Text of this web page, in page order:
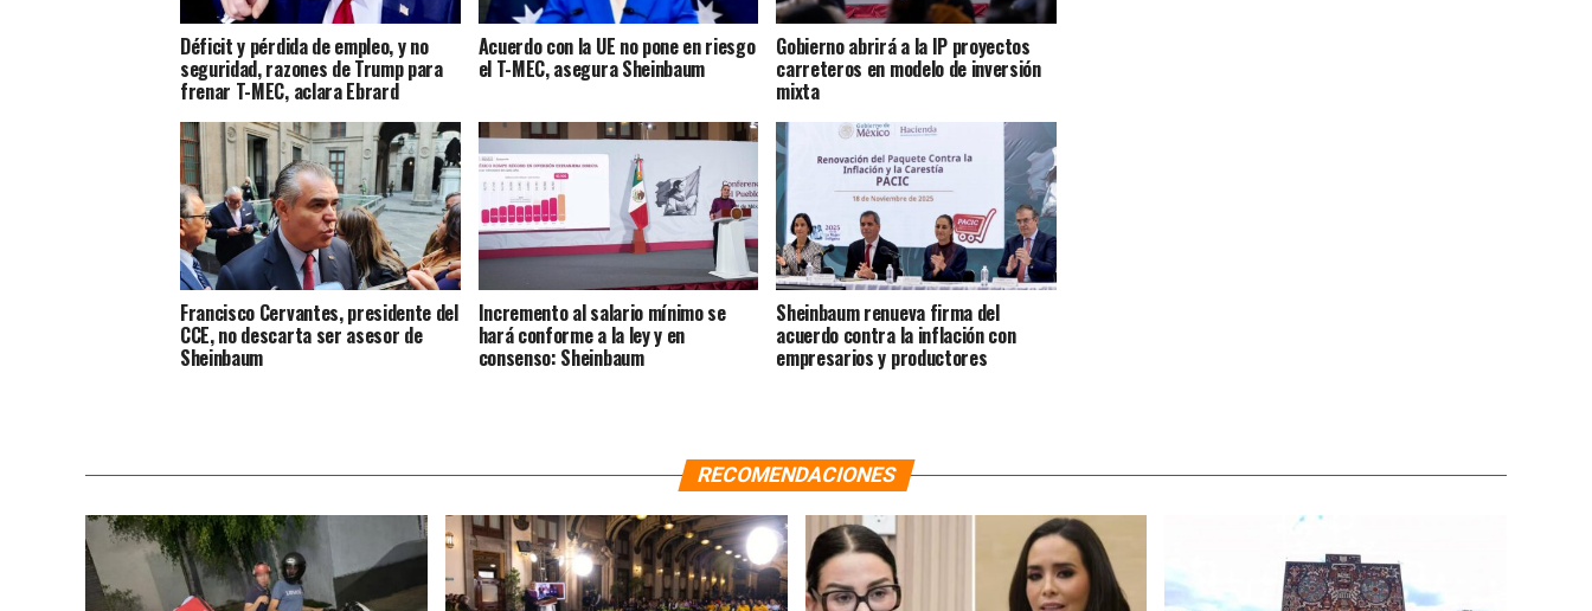
Déficit y pérdida de empleo, y no
seguridad, razones de Trump para
frenar T-MEC, aclara Ebrard
Acuerdo con la UE no pone en riesgo
el T-MEC, asegura Sheinbaum
Gobierno abrirá a la IP proyectos
carreteros en modelo de inversión
mixta
Francisco Cervantes, presidente del
CCE, no descarta ser asesor de
Sheinbaum
Incremento al salario mínimo se
hará conforme a la ley y en
consenso: Sheinbaum
Sheinbaum renueva firma del
acuerdo contra la inflación con
empresarios y productores
RECOMENDACIONES